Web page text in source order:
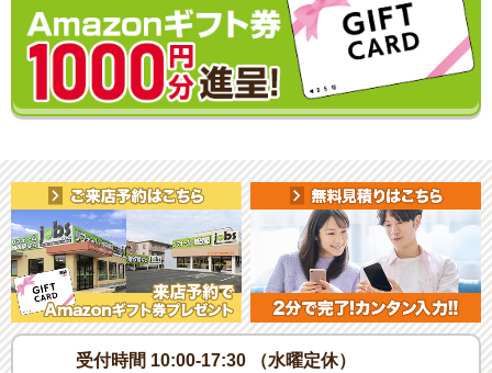
受付時間 10:00-17:30 （水曜定休）